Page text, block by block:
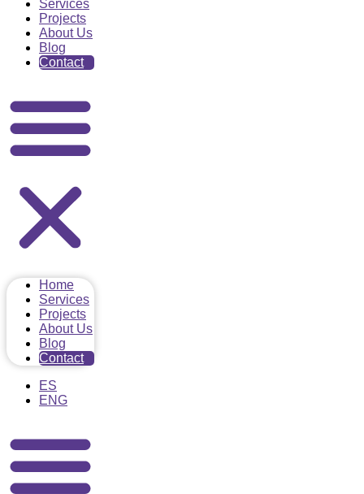
Services
Projects
About Us
Blog
Contact
Home
Services
Projects
About Us
Blog
Contact
ES
ENG